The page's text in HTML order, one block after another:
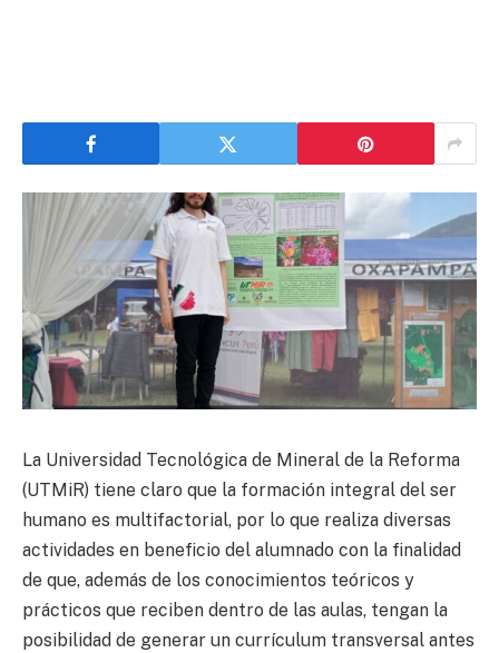
La Universidad Tecnológica de Mineral de la Reforma
(UTMiR) tiene claro que la formación integral del ser
humano es multifactorial, por lo que realiza diversas
actividades en beneficio del alumnado con la finalidad
de que, además de los conocimientos teóricos y
prácticos que reciben dentro de las aulas, tengan la
posibilidad de generar un currículum transversal antes